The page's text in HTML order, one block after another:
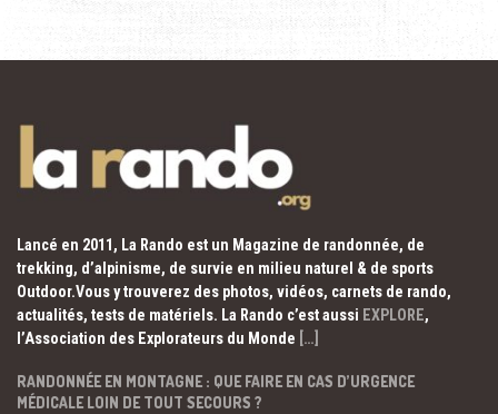
Lancé en 2011, La Rando est un Magazine de randonnée, de
trekking, d’alpinisme, de survie en milieu naturel & de sports
Outdoor.Vous y trouverez des photos, vidéos, carnets de rando,
actualités, tests de matériels. La Rando c’est aussi EXPLORE,
l’Association des Explorateurs du Monde […]
RANDONNÉE EN MONTAGNE : QUE FAIRE EN CAS D’URGENCE
MÉDICALE LOIN DE TOUT SECOURS ?